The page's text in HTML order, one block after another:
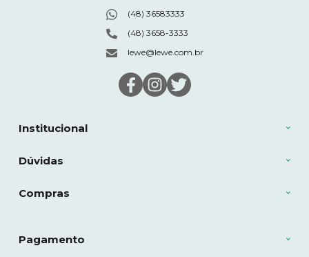
Institucional
Dúvidas
Compras
(48) 36583333
(48) 3658-3333
lewe@lewe.com.br
Pagamento